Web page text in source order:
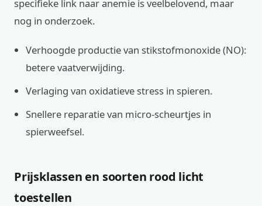
specifieke link naar anemie is veelbelovend, maar
nog in onderzoek.
Verhoogde productie van stikstofmonoxide (NO):
betere vaatverwijding.
Verlaging van oxidatieve stress in spieren.
Snellere reparatie van micro-scheurtjes in
spierweefsel.
Prijsklassen en soorten rood licht
toestellen